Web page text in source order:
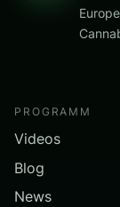
PROGRAMM
Videos
Blog
News